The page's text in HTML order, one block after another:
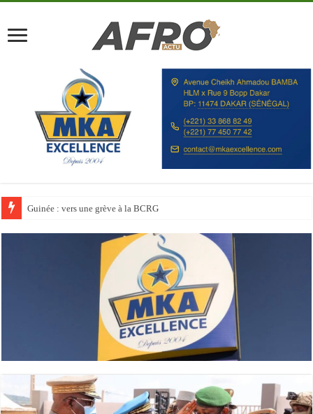
Discours à la Nation : Alassane Ouattara appelle les Ivoiriens à « l’unité,